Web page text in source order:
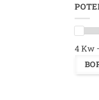
4 Kw